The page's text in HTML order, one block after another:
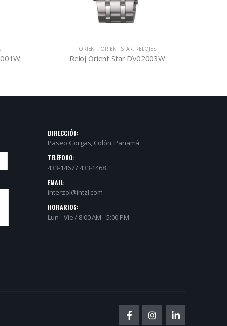
ORIENT STAR,RELOJES
Reloj Orient Star DV02003W
DIRECCIÓN:
Paseo Gorgas, Colón, Panamá
TELÉFONO:
433-1467 / 433-1468
EMAIL:
interzol@intzl.com
HORARIOS:
Lun - Vie / 8:00 AM - 5:00 PM